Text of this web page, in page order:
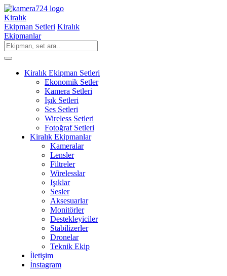
Kiralık
Ekipman Setleri Kiralık
Ekipmanlar
Kiralık Ekipman Setleri
Ekonomik Setler
Kamera Setleri
Işık Setleri
Ses Setleri
Wireless Setleri
Fotoğraf Setleri
Kiralık Ekipmanlar
Kameralar
Lensler
Filtreler
Wirelesslar
Işıklar
Sesler
Aksesuarlar
Monitörler
Destekleyiciler
Stabilizerler
Dronelar
Teknik Ekip
İletişim
İnstagram